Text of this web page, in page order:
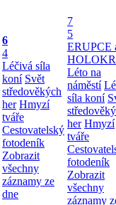
6
4
Léčivá síla
koní Svět
středověkých
her Hmyzí
tváře
Cestovatelský
fotodeník
Zobrazit
všechny
záznamy ze
dne
7
5
ERUPCE
Léto na
náměstí
síla koní
her Hmyzí
tváře
fotodeník
Zobrazit
všechny
záznamy